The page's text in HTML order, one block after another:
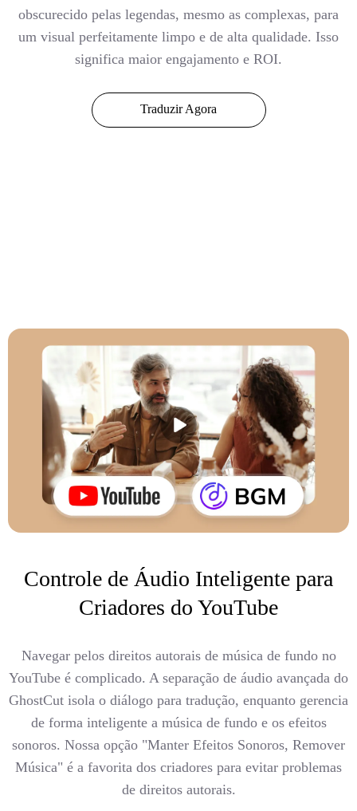
obscurecido pelas legendas, mesmo as complexas, para
um visual perfeitamente limpo e de alta qualidade. Isso
significa maior engajamento e ROI.
Traduzir Agora
Controle de Áudio Inteligente para
Criadores do YouTube
Navegar pelos direitos autorais de música de fundo no
YouTube é complicado. A separação de áudio avançada do
GhostCut isola o diálogo para tradução, enquanto gerencia
de forma inteligente a música de fundo e os efeitos
sonoros. Nossa opção "Manter Efeitos Sonoros, Remover
Música" é a favorita dos criadores para evitar problemas
de direitos autorais.